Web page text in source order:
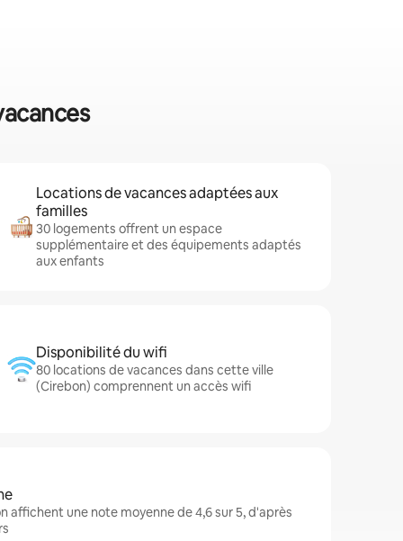
Locations de vacances adaptées aux
familles
30 logements offrent un espace
supplémentaire et des équipements adaptés
aux enfants
Disponibilité du wifi
80 locations de vacances dans cette ville
(Cirebon) comprennent un accès wifi
affichent une note moyenne de 4,6 sur 5, d'après